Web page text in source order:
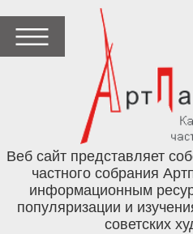
Веб сайт представляет
частного собрания
информационным
популяризации и
советских